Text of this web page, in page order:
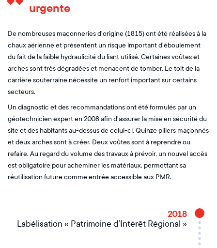
urgente
De nombreuses maçonneries d'origine (1815) ont été réalisées à la
chaux aérienne et présentent un risque important d'éboulement
du fait de la faible hydraulicité du liant utilisé. Certaines voûtes et
arches sont très dégradées et menacent de tomber. Le toit de la
carrière souterraine nécessite un renfort important sur certains
secteurs.
Un diagnostic et des recommandations ont été formulés par un
géotechnicien expert en 2008 afin d'assurer la mise en sécurité du
site et des habitants au-dessus de celui-ci. Quinze piliers maçonnés
et deux arches sont à créer. Deux voûtes sont à reprendre ou
refaire. Au regard du volume des travaux à prévoir, un nouvel accès
est obligatoire pour acheminer les matériaux, permettant sa
réutilisation future comme entrée accessible aux PMR.
2018
Labélisation « Patrimoine d’Intérêt Régional »